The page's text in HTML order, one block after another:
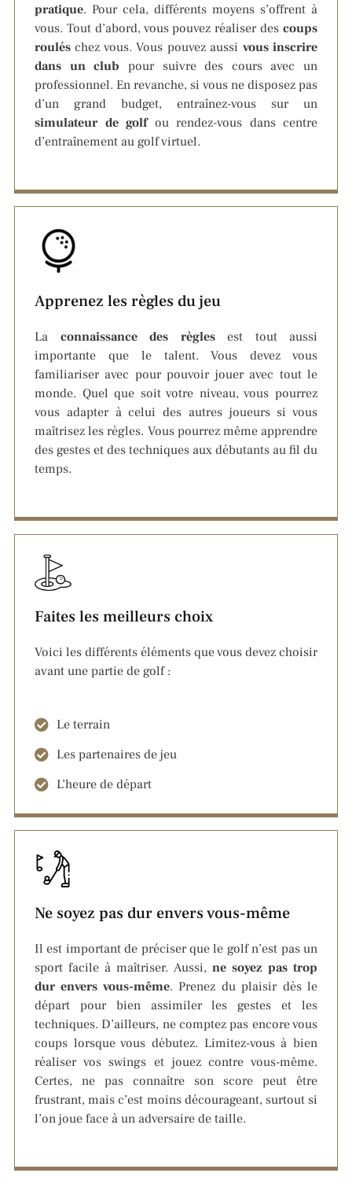
pratique. Pour cela, différents moyens s’offrent à
vous. Tout d’abord, vous pouvez réaliser des coups
roulés chez vous. Vous pouvez aussi vous inscrire
dans un club pour suivre des cours avec un
professionnel. En revanche, si vous ne disposez pas
d’un grand budget, entraînez-vous sur un
simulateur de golfou rendez-vous dans centre
d’entraînement au golf virtuel.
Apprenez les règles du jeu
La connaissance des règlesest tout aussi
importante que le talent. Vous devez vous
familiariser avec pour pouvoir jouer avec tout le
monde. Quel que soit votre niveau, vous pourrez
vous adapter à celui des autres joueurs si vous
maîtrisez les règles. Vous pourrez même apprendre
des gestes et des techniques aux débutants au fil du
temps.
Faites les meilleurs choix
Voici les différents éléments que vous devez choisir
avant une partie de golf :
Le terrain
Les partenaires de jeu
L’heure de départ
Ne soyez pas dur envers vous-même
Il est important de préciser que le golf n’est pas un
sport facile à maîtriser. Aussi, ne soyez pas trop
dur envers vous-même. Prenez du plaisir dès le
départ pour bien assimiler les gestes et les
techniques. D’ailleurs, ne comptez pas encore vous
coups lorsque vous débutez. Limitez-vous à bien
réaliser vos swings et jouez contre vous-même.
Certes, ne pas connaître son score peut être
frustrant, mais c’est moins décourageant, surtout si
l’on joue face à un adversaire de taille.